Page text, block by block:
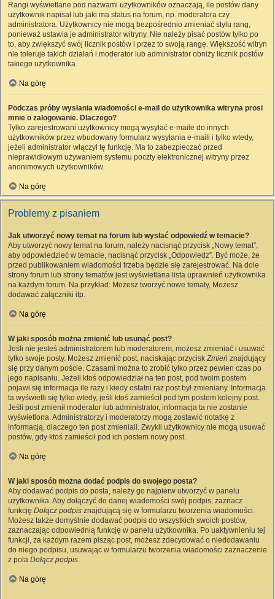
Rangi wyświetlane pod nazwami użytkowników oznaczają, ile postów dany
użytkownik napisał lub jaki ma status na forum, np. moderatora czy
administratora. Użytkownicy nie mogą bezpośrednio zmieniać stylu rang,
ponieważ ustawia je administrator witryny. Nie należy pisać postów tylko po
to, aby zwiększyć swój licznik postów i przez to swoją rangę. Większość witryn
nie toleruje takich działań i moderator lub administrator obniży licznik postów
takiego użytkownika.
Na górę
Podczas próby wysłania wiadomości e-mail do użytkownika witryna prosi
mnie o zalogowanie. Dlaczego?
Tylko zarejestrowani użytkownicy mogą wysyłać e-maile do innych
użytkowników przez wbudowany formularz wysyłania e-maili i tylko wtedy,
jeżeli administrator włączył tę funkcję. Ma to zabezpieczać przed
nieprawidłowym używaniem systemu poczty elektronicznej witryny przez
anonimowych użytkowników.
Na górę
Problemy z pisaniem
Jak utworzyć nowy temat na forum lub wysłać odpowiedź w temacie?
Aby utworzyć nowy temat na forum, należy nacisnąć przycisk „Nowy temat”,
aby odpowiedzieć w temacie, nacisnąć przycisk „Odpowiedz”. Być może, że
przed publikowaniem wiadomości trzeba będzie się zarejestrować. Na dole
strony forum lub strony tematów jest wyświetlana lista uprawnień użytkownika
na każdym forum. Na przykład: Możesz tworzyć nowe tematy, Możesz
dodawać załączniki itp.
Na górę
W jaki sposób można zmienić lub usunąć post?
Jeśli nie jesteś administratorem lub moderatorem, możesz zmieniać i usuwać
tylko swoje posty. Możesz zmienić post, naciskając przyciskZmień znajdujący
się przy danym poście. Czasami można to zrobić tylko przez pewien czas po
jego napisaniu. Jeżeli ktoś odpowiedział na ten post, pod twoim postem
pojawi się informacja ile razy i kiedy ostatni raz post był zmieniany. Informacja
ta wyświetli się tylko wtedy, jeśli ktoś zamieścił pod tym postem kolejny post.
Jeśli post zmienił moderator lub administrator, informacja ta nie zostanie
wyświetlona. Administratorzy i moderatorzy mogą zostawić notatkę z
informacją, dlaczego ten post zmieniali. Zwykli użytkownicy nie mogą usuwać
postów, gdy ktoś zamieścił pod ich postem nowy post.
Na górę
W jaki sposób można dodać podpis do swojego posta?
Aby dodawać podpis do posta, należy go najpierw utworzyć w panelu
użytkownika. Aby dołączyć do danej wiadomości swój podpis, zaznacz
funkcję Dołącz podpis znajdującą się w formularzu tworzenia wiadomości.
Możesz także domyślnie dodawać podpis do wszystkich swoich postów,
zaznaczając odpowiednią funkcję w panelu użytkownika. Po uaktywnieniu tej
funkcji, za każdym razem pisząc post, możesz zdecydować o niedodawaniu
do niego podpisu, usuwając w formularzu tworzenia wiadomości zaznaczenie
z pola Dołącz podpis.
Na górę